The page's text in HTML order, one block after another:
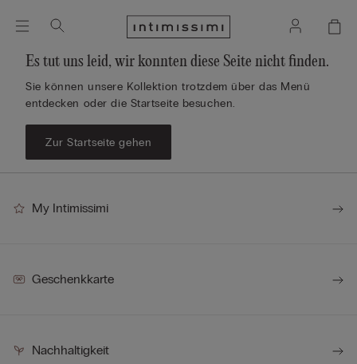
Es tut uns leid, wir konnten diese Seite nicht finden.
Sie können unsere Kollektion trotzdem über das Menü
entdecken oder die Startseite besuchen.
Zur Startseite gehen
My Intimissimi
Geschenkkarte
Nachhaltigkeit